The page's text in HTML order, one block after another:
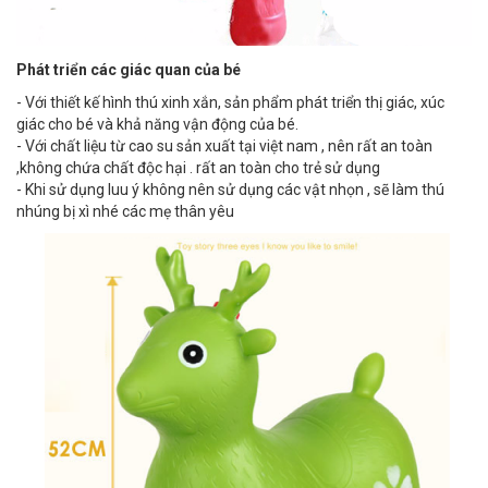
Phát triển các giác quan của bé
- Với thiết kế hình thú xinh xắn, sản phẩm phát triển thị giác, xúc
giác cho bé và khả năng vận động của bé.
- Với chất liệu từ cao su sản xuất tại việt nam , nên rất an toàn
,không chứa chất độc hại . rất an toàn cho trẻ sử dụng
- Khi sử dụng luu ý không nên sử dụng các vật nhọn , sẽ làm thú
nhúng bị xì nhé các mẹ thân yêu